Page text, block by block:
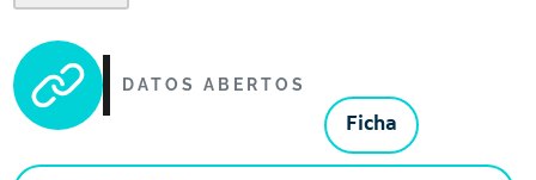
DATOS ABERTOS
Ficha